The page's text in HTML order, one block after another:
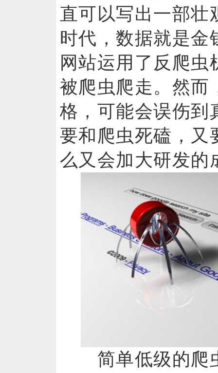
直可以写出一部壮
时代，数据就是金
网站运用了反爬
被爬虫爬走。然而
格，可能会误伤到
要和爬虫死磕，又
么又会加大研发的
简单低级的爬